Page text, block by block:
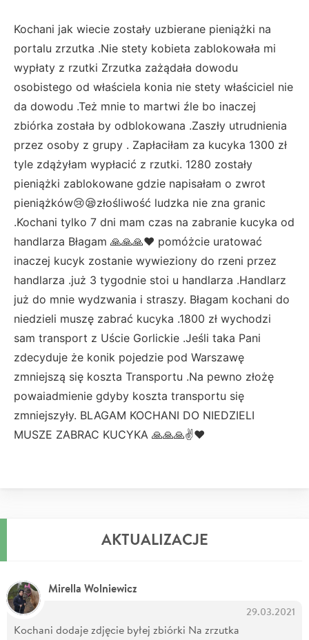
Kochani jak wiecie zostały uzbierane pieniążki na
portalu zrzutka .Nie stety kobieta zablokowała mi
wypłaty z rzutki Zrzutka zażądała dowodu
osobistego od właściela konia nie stety właściciel nie
da dowodu .Też mnie to martwi źle bo inaczej
zbiórka została by odblokowana .Zaszły utrudnienia
przez osoby z grupy . Zapłaciłam za kucyka 1300 zł
tyle zdążyłam wypłacić z rzutki. 1280 zostały
pieniążki zablokowane gdzie napisałam o zwrot
pieniążków😢😪złośliwość ludzka nie zna granic
.Kochani tylko 7 dni mam czas na zabranie kucyka od
handlarza Błagam 🙏🙏🙏❤ pomóżcie uratować
inaczej kucyk zostanie wywieziony do rzeni przez
handlarza .już 3 tygodnie stoi u handlarza .Handlarz
już do mnie wydzwania i straszy. Błagam kochani do
niedzieli muszę zabrać kucyka .1800 zł wychodzi
sam transport z Uście Gorlickie .Jeśli taka Pani
zdecyduje że konik pojedzie pod Warszawę
zmniejszą się koszta Transportu .Na pewno złożę
powaiadmienie gdyby koszta transportu się
zmniejszyły. BLAGAM KOCHANI DO NIEDZIELI
MUSZE ZABRAC KUCYKA 🙏🙏🙏✌❤
AKTUALIZACJE
Mirella Wolniewicz
29.03.2021
Kochani dodaje zdjęcie byłej zbiórki Na zrzutka